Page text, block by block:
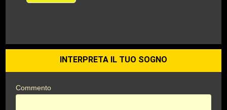
INTERPRETA IL TUO SOGNO
Commento